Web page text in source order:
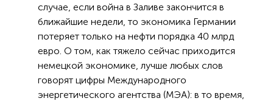
случае, если война в Заливе закончится в
ближайшие недели, то экономика Германии
потеряет только на нефти порядка 40 млрд
евро. О том, как тяжело сейчас приходится
немецкой экономике, лучше любых слов
говорят цифры Международного
энергетического агентства (МЭА): в то время,